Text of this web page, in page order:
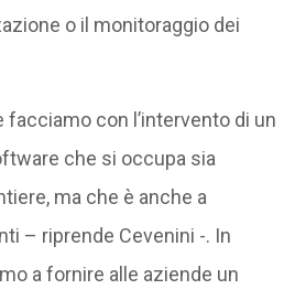
o il monitoraggio dei
facciamo con l’intervento di un
che si occupa sia
ma che è anche a
– riprende Cevenini -. In
a fornire alle aziende un